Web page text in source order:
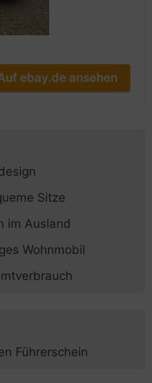
ebay.de ansehen
Sitze
im Ausland
Wohnmobil
Führerschein